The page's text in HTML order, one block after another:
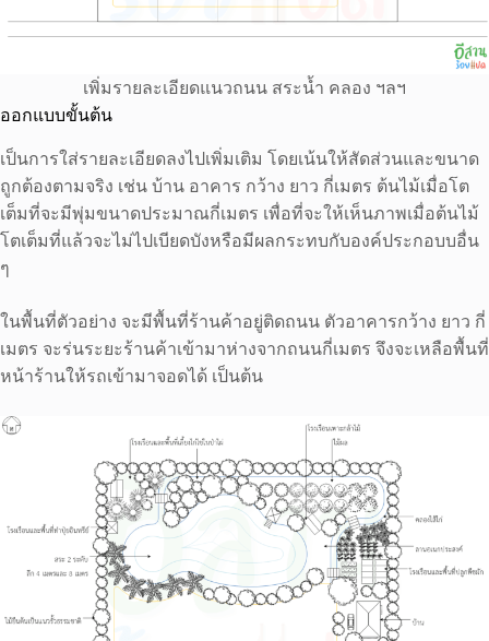
เพิ่มรายละเอียดแนวถนน สระน้ำ คลอง ฯลฯ
ออกแบบขั้นต้น
เป็นการใส่รายละเอียดลงไปเพิ่มเติม โดยเน้นให้สัดส่วนและขนาด
ถูกต้องตามจริง เช่น บ้าน อาคาร กว้าง ยาว กี่เมตร ต้นไม้เมื่อโต
เต็มที่จะมีพุ่มขนาดประมาณกี่เมตร เพื่อที่จะให้เห็นภาพเมื่อต้นไม้
โตเต็มที่แล้วจะไม่ไปเบียดบังหรือมีผลกระทบกับองค์ประกอบบอื่น
ๆ
ในพื้นที่ตัวอย่าง จะมีพื้นที่ร้านค้าอยู่ติดถนน ตัวอาคารกว้าง ยาว กี่
เมตร จะร่นระยะร้านค้าเข้ามาห่างจากถนนกี่เมตร จึงจะเหลือพื้นที่
หน้าร้านให้รถเข้ามาจอดได้ เป็นต้น